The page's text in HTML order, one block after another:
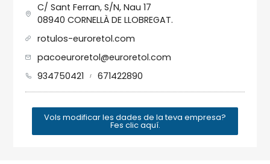
C/ Sant Ferran, S/N, Nau 17
08940 CORNELLÀ DE LLOBREGAT.
rotulos-euroretol.com
pacoeuroretol@euroretol.com
934750421
/ 671422890
Vols modificar les dades de la teva empresa?
Fes clic aquí.